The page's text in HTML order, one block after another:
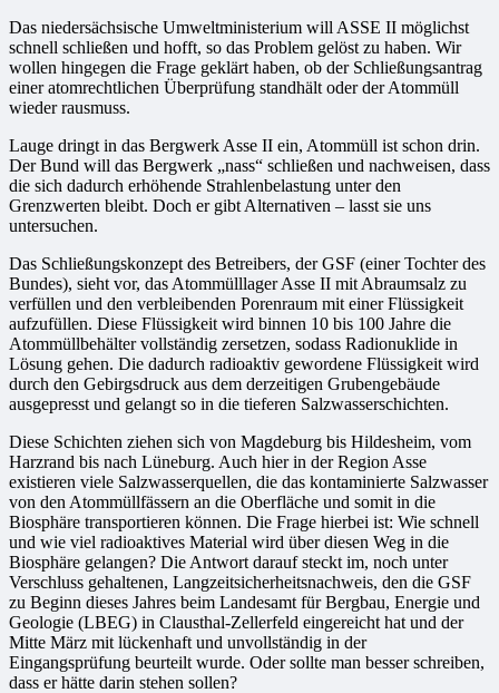
Das niedersächsische Umweltministerium will ASSE II möglichst
schnell schließen und hofft, so das Problem gelöst zu haben. Wir
wollen hingegen die Frage geklärt haben, ob der Schließungsantrag
einer atomrechtlichen Überprüfung standhält oder der Atommüll
wieder rausmuss.
Lauge dringt in das Bergwerk Asse II ein, Atommüll ist schon drin.
Der Bund will das Bergwerk „nass“ schließen und nachweisen, dass
die sich dadurch erhöhende Strahlenbelastung unter den
Grenzwerten bleibt. Doch er gibt Alternativen – lasst sie uns
untersuchen.
Das Schließungskonzept des Betreibers, der GSF (einer Tochter des
Bundes), sieht vor, das Atommülllager Asse II mit Abraumsalz zu
verfüllen und den verbleibenden Porenraum mit einer Flüssigkeit
aufzufüllen. Diese Flüssigkeit wird binnen 10 bis 100 Jahre die
Atommüllbehälter vollständig zersetzen, sodass Radionuklide in
Lösung gehen. Die dadurch radioaktiv gewordene Flüssigkeit wird
durch den Gebirgsdruck aus dem derzeitigen Grubengebäude
ausgepresst und gelangt so in die tieferen Salzwasserschichten.
Diese Schichten ziehen sich von Magdeburg bis Hildesheim, vom
Harzrand bis nach Lüneburg. Auch hier in der Region Asse
existieren viele Salzwasserquellen, die das kontaminierte Salzwasser
von den Atommüllfässern an die Oberfläche und somit in die
Biosphäre transportieren können. Die Frage hierbei ist: Wie schnell
und wie viel radioaktives Material wird über diesen Weg in die
Biosphäre gelangen? Die Antwort darauf steckt im, noch unter
Verschluss gehaltenen, Langzeitsicherheitsnachweis, den die GSF
zu Beginn dieses Jahres beim Landesamt für Bergbau, Energie und
Geologie (LBEG) in Clausthal-Zellerfeld eingereicht hat und der
Mitte März mit lückenhaft und unvollständig in der
Eingangsprüfung beurteilt wurde. Oder sollte man besser schreiben,
dass er hätte darin stehen sollen?